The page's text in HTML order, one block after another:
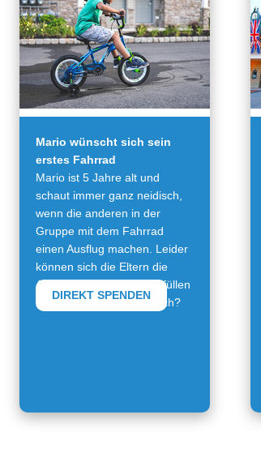
Mario wünscht sich sein
erstes Fahrrad
Mario ist 5 Jahre alt und
schaut immer ganz neidisch,
wenn die anderen in der
Gruppe mit dem Fahrrad
einen Ausflug machen. Leider
können sich die Eltern die
Ausgabe nicht leisten. Erfüllen
Sie diesen Herzenswunsch?
DIREKT SPENDEN